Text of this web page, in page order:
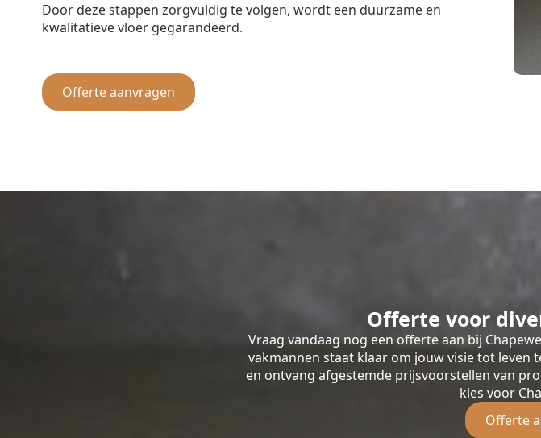
Door deze stappen zorgvuldig te volgen, wordt een duurzame en
kwalitatieve vloer gegarandeerd.
Offerte aanvragen
Offerte voor
Vraag vandaag nog een offerte aan bij
vakmannen staat klaar om jouw visie tot
en ontvang afgestemde prijsvoorstellen van
kies voor
Offerte